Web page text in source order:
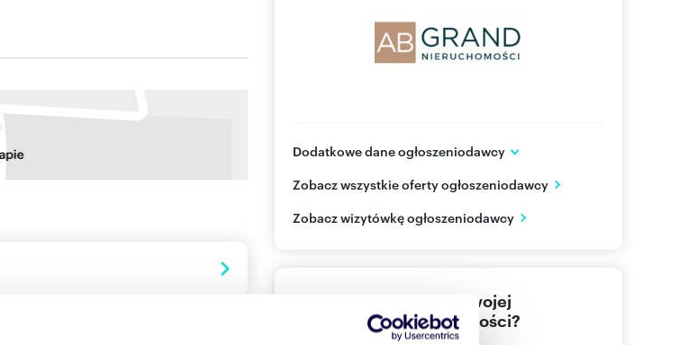
Dodatkowe dane ogłoszeniodawcy
Białystok
PL
Pokaż telefon
Zobacz wszystkie oferty ogłoszeniodawcy
Zobacz wizytówkę ogłoszeniodawcy
Nie znalazłeś jeszcze swojej
wymarzonej nieruchomości?